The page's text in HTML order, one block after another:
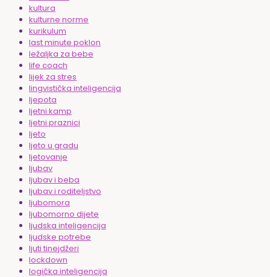
kultura
kulturne norme
kurikulum
last minute poklon
ležaljka za bebe
life coach
lijek za stres
lingvistička inteligencija
ljepota
ljetni kamp
ljetni praznici
ljeto
ljeto u gradu
ljetovanje
ljubav
ljubav i beba
ljubav i roditeljstvo
ljubomora
ljubomorno dijete
ljudska inteligencija
ljudske potrebe
ljuti tinejdžeri
lockdown
logička inteligencija